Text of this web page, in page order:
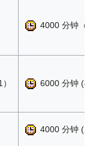
4000 分钟
6000 分钟
4000 分钟